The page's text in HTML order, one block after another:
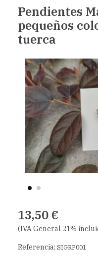
Pendientes
pequeños
tuerca
13,50 €
(IVA General 21%
Referencia: SIGRP001